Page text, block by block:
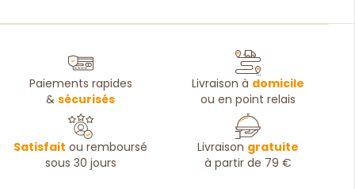
Paiements rapides
&sécurisés
Livraison à domicile
ou en point relais
Satisfait ou remboursé
sous 30 jours
Livraison gratuite
à partir de 79 €